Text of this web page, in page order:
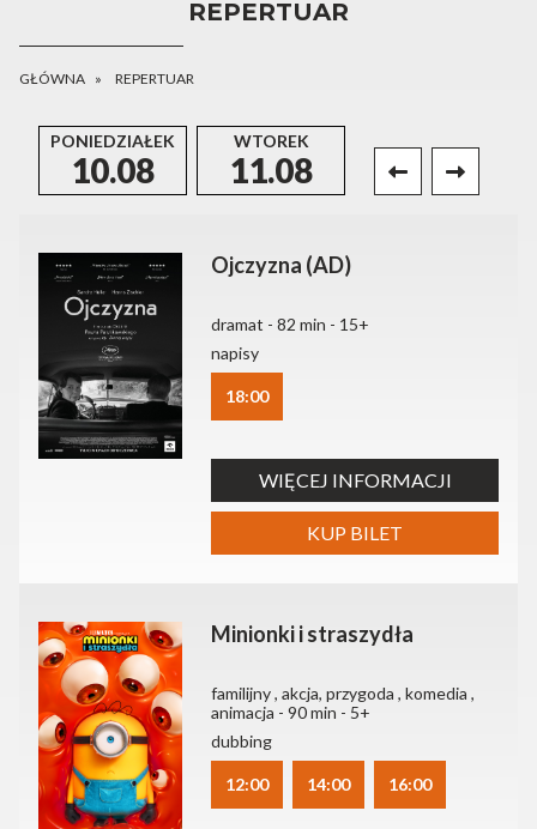
REPERTUAR
GŁÓWNA REPERTUAR
PONIEDZIAŁEK
10.08
WTOREK
11.08 12.08
Ojczyzna (AD)
dramat - 82 min - 15+
napisy
18:00
WIĘCEJ INFORMACJI
KUP BILET
Minionki i straszydła
familijny , akcja, przygoda , komedia ,
animacja - 90 min - 5+
dubbing
12:00 14:00 16:00